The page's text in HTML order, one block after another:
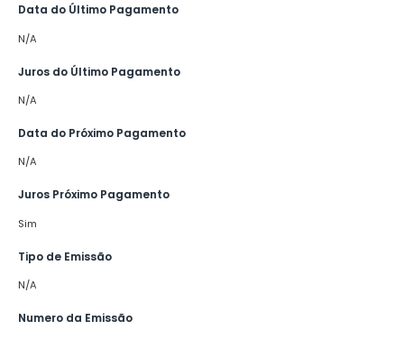
Data do Último Pagamento
N/A
Juros do Último Pagamento
N/A
Data do Próximo Pagamento
N/A
Juros Próximo Pagamento
Sim
Tipo de Emissão
N/A
Numero da Emissão